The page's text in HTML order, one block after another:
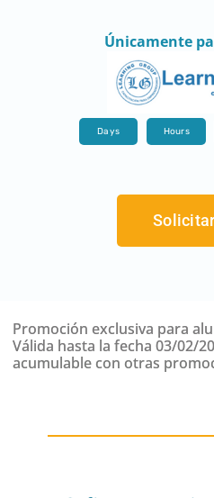
Únicamente
Days Hours
Promoción exclusiva para
Válida hasta la fecha 03/02/
acumulable con otras